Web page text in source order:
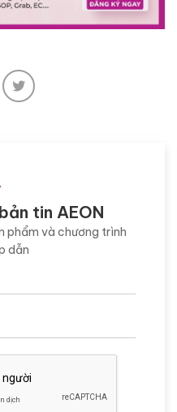
tin AEON
phẩm và chương trình
dẫn